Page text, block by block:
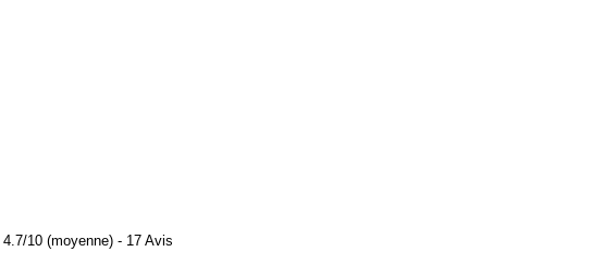
4.7/10 (moyenne) - 17 Avis